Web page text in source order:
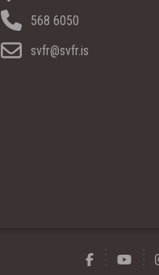
568 6050
svfr@svfr.is